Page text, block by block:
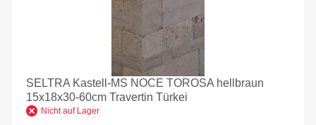
SELTRA Kastell-MS NOCE TOROSA hellbraun
15x18x30-60cm Travertin Türkei
Nicht auf Lager